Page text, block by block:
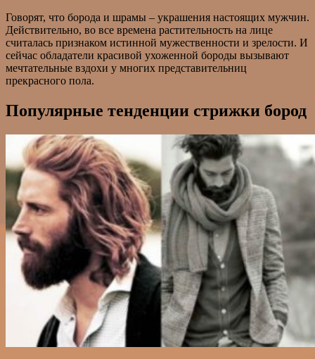
Говорят, что борода и шрамы – украшения настоящих мужчин.
Действительно, во все времена растительность на лице
считалась признаком истинной мужественности и зрелости. И
сейчас обладатели красивой ухоженной бороды вызывают
мечтательные вздохи у многих представительниц
прекрасного пола.
Популярные тенденции стрижки бород